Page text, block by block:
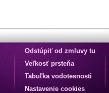
Odstúpiť od zmluvy tu
Veľkosť prsteňa
Tabuľka vodotesnosti
Nastavenie cookies